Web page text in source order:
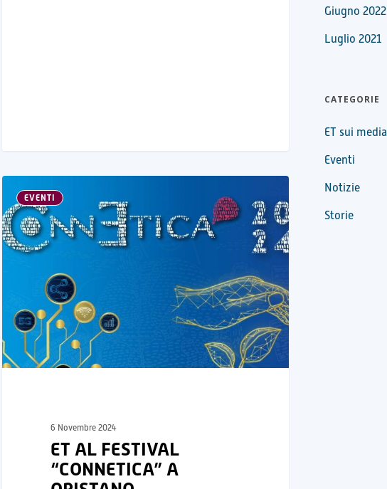
EVENTI
6 Novembre 2024
ET AL FESTIVAL
“CONNETICA” A
Giugno 2022
Luglio 2021
CATEGORIE
ET sui media
Eventi
Notizie
Storie